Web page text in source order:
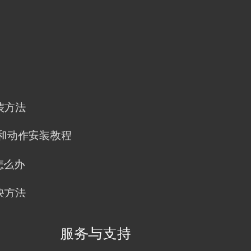
方法
动作安装教程
么办
方法
服务与支持